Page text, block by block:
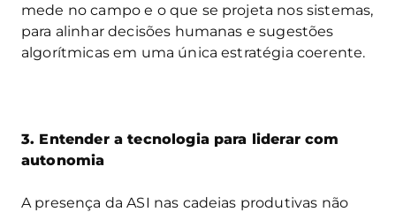
mede no campo e o que se projeta nos sistemas,
para alinhar decisões humanas e sugestões
algorítmicas em uma única estratégia coerente.
3. Entender a tecnologia para liderar com
autonomia
A presença da ASI nas cadeias produtivas não